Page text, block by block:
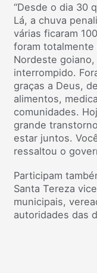
“Desde o dia 30
Lá, a chuva
várias ficaram
foram totalmente
Nordeste goiano,
interrompido.
graças a Deus,
alimentos,
comunidades.
grande
estar juntos.
ressaltou o
Participam
Santa Tereza
municipais,
autoridades das